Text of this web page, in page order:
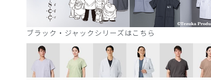
ブラック・ジャックシリーズはこちら